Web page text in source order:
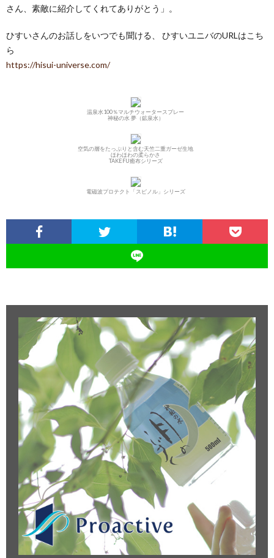
さん、素敵に紹介してくれてありがとう」。
ひすいさんのお話しをいつでも聞ける、 ひすいユニバのURLはこち
ら
https://hisui-universe.com/
温泉水100％マルチウォータースプレー
神秘の水 夢（鉱泉水）
空気の層をたっぷりと含む天竺二重ガーゼ生地
ほわほわの柔らかさ
TAKEFU癒布シリーズ
電磁波プロテクト「スピノル」シリーズ